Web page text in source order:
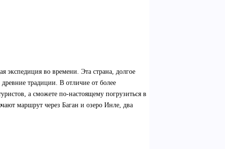
экспедиция во времени. Эта страна, долгое
древние традиции. В отличие от более
а сможете по-настоящему погрузиться в
маршрут через Баган и озеро Инле, два